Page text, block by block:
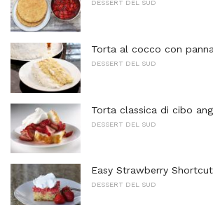
DESSERT DEL SUD
Torta al cocco con
DESSERT DEL SUD
Torta classica di cibo
DESSERT DEL SUD
Easy Strawberry
DESSERT DEL SUD